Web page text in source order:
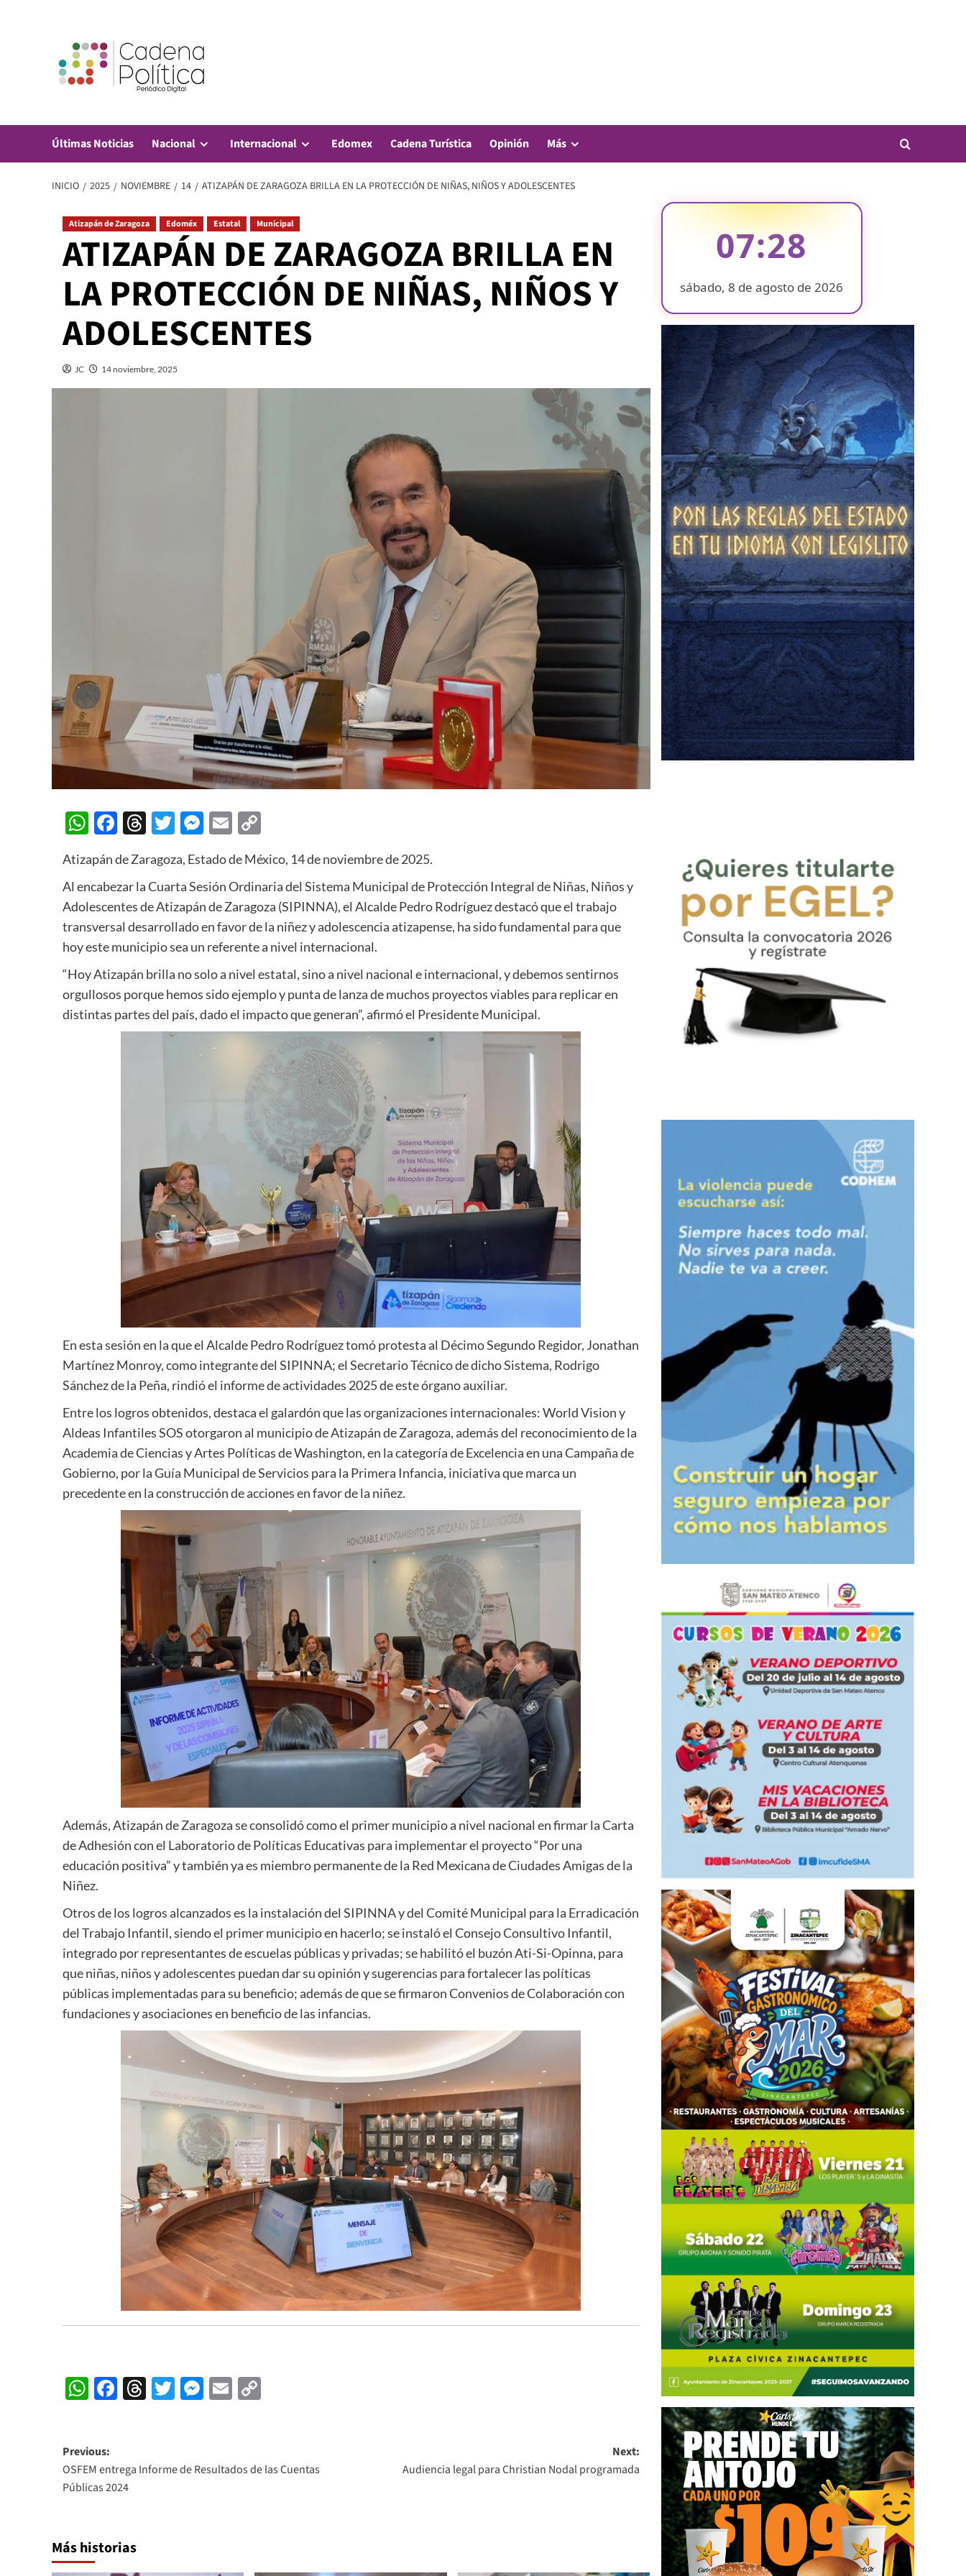
Últimas Noticias Nacional Internacional Edomex Cadena Turística Opinión Más
INICIO 2025 NOVIEMBRE 14 ATIZAPÁN DE ZARAGOZA BRILLA EN LA PROTECCIÓN DE NIÑAS, NIÑOS Y ADOLESCENTES
Atizapán de Zaragoza Edoméx Estatal Municipal
ATIZAPÁN DE ZARAGOZA BRILLA EN
LA PROTECCIÓN DE NIÑAS, NIÑOS Y
ADOLESCENTES
JC 14 noviembre, 2025
WhatsApp
Facebook
Threads
Twitter
Messenger
Email
Atizapán de Zaragoza, Estado de México, 14 de noviembre de 2025.
Al encabezar la Cuarta Sesión Ordinaria del Sistema Municipal de Protección Integral de Niñas, Niños y
Adolescentes de Atizapán de Zaragoza (SIPINNA), el Alcalde Pedro Rodríguez destacó que el trabajo
transversal desarrollado en favor de la niñez y adolescencia atizapense, ha sido fundamental para que
hoy este municipio sea un referente a nivel internacional.
“Hoy Atizapán brilla no solo a nivel estatal, sino a nivel nacional e internacional, y debemos sentirnos
orgullosos porque hemos sido ejemplo y punta de lanza de muchos proyectos viables para replicar en
distintas partes del país, dado el impacto que generan”, afirmó el Presidente Municipal.
En esta sesión en la que el Alcalde Pedro Rodríguez tomó protesta al Décimo Segundo Regidor, Jonathan
Martínez Monroy, como integrante del SIPINNA; el Secretario Técnico de dicho Sistema, Rodrigo
Sánchez de la Peña, rindió el informe de actividades 2025 de este órgano auxiliar.
Entre los logros obtenidos, destaca el galardón que las organizaciones internacionales: World Vision y
Aldeas Infantiles SOS otorgaron al municipio de Atizapán de Zaragoza, además del reconocimiento de la
Academia de Ciencias y Artes Políticas de Washington, en la categoría de Excelencia en una Campaña de
Gobierno, por la Guía Municipal de Servicios para la Primera Infancia, iniciativa que marca un
precedente en la construcción de acciones en favor de la niñez.
Además, Atizapán de Zaragoza se consolidó como el primer municipio a nivel nacional en firmar la Carta
de Adhesión con el Laboratorio de Políticas Educativas para implementar el proyecto “Por una
educación positiva” y también ya es miembro permanente de la Red Mexicana de Ciudades Amigas de la
Niñez.
Otros de los logros alcanzados es la instalación del SIPINNA y del Comité Municipal para la Erradicación
del Trabajo Infantil, siendo el primer municipio en hacerlo; se instaló el Consejo Consultivo Infantil,
integrado por representantes de escuelas públicas y privadas; se habilitó el buzón Ati-Si-Opinna, para
que niñas, niños y adolescentes puedan dar su opinión y sugerencias para fortalecer las políticas
públicas implementadas para su beneficio; además de que se firmaron Convenios de Colaboración con
fundaciones y asociaciones en beneficio de las infancias.
WhatsApp
Facebook
Threads
Twitter
Messenger
Email
Post
navigation
Previous:
OSFEM entrega Informe de Resultados de las Cuentas
Públicas 2024
Next:
Audiencia legal para Christian Nodal programada
Más historias
07:28
sábado, 8 de agosto de 2026
❄
❄
❄
❄
❄
❄ ❄
❄
❄
❄